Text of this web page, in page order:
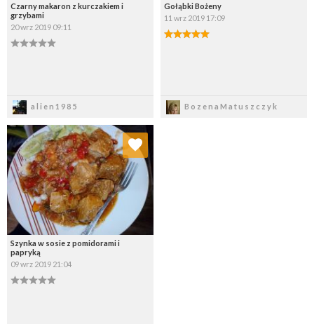
Czarny makaron z kurczakiem i
grzybami
20 wrz 2019 09:11
alien1985
Gołąbki Bożeny
11 wrz 2019 17:09
BozenaMatuszczyk
Szynka w sosie z pomidorami i
papryką
09 wrz 2019 21:04
Dodaj do ulubionych
Wybierz listę: